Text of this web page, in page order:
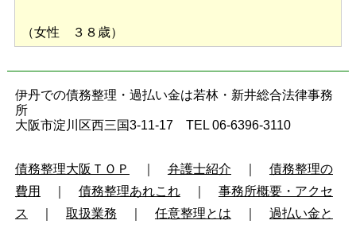
（女性 ３８歳）
伊丹での債務整理・過払い金は若林・新井総合法律事務
所
大阪市淀川区西三国3-11-17 TEL 06-6396-3110
債務整理大阪ＴＯＰ 弁護士紹介
債務整理の
費用
債務整理あれこれ｜ 事務所概要・アクセ
ス
取扱業務 任意整理とは
過払い金と